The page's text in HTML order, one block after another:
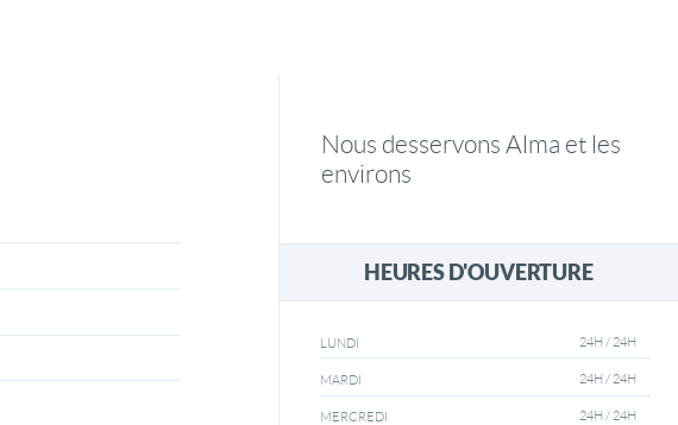
Nous desservons Alma et les
environs
HEURES D'OUVERTURE
LUNDI 24H / 24H
MARDI 24H / 24H
MERCREDI 24H / 24H